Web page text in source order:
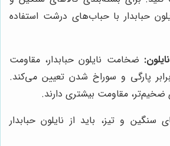
حبابدار با حباب‌های درشت استفاده
ضخامت نایلون حبابدار، مقاومت
پارگی و سوراخ شدن تعیین می‌کند.
ضخیم‌تر، مقاومت بیشتری دارند.
سنگین و تیز، باید از نایلون حبابدار